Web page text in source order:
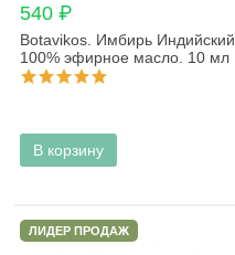
540 ₽
Botavikos. Имбирь Индийский,
100% эфирное масло. 10 мл
В корзину
ЛИДЕР ПРОДАЖ